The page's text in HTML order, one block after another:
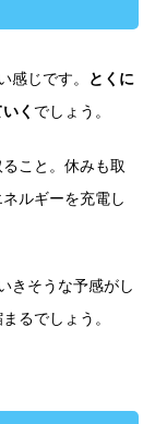
感じです。
とくに
く でしょう。
こと。休みも取
ルギーを充電し
きそうな予感がし
るでしょう。